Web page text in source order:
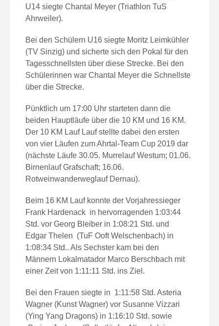
U14 siegte Chantal Meyer (Triathlon TuS
Ahrweiler).
Bei den Schülern U16 siegte Moritz Leimkühler
(TV Sinzig) und sicherte sich den Pokal für den
Tagesschnellsten über diese Strecke. Bei den
Schülerinnen war Chantal Meyer die Schnellste
über die Strecke.
Pünktlich um 17:00 Uhr starteten dann die
beiden Hauptläufe über die 10 KM und 16 KM.
Der 10 KM Lauf Lauf stellte dabei den ersten
von vier Läufen zum Ahrtal-Team Cup 2019 dar
(nächste Läufe 30.05. Murrelauf Westum; 01.06.
Birnenlauf Grafschaft; 16.06.
Rotweinwanderweglauf Dernau).
Beim 16 KM Lauf konnte der Vorjahressieger
Frank Hardenack in hervorragenden 1:03:44
Std. vor Georg Bleiber in 1:08:21 Std. und
Edgar Thelen (TuF Ooft Welschenbach) in
1:08:34 Std.. Als Sechster kam bei den
Männern Lokalmatador Marco Berschbach mit
einer Zeit von 1:11:11 Std. ins Ziel.
Bei den Frauen siegte in 1:11:58 Std. Asteria
Wagner (Kunst Wagner) vor Susanne Vizzari
(Ying Yang Dragons) in 1:16:10 Std. sowie